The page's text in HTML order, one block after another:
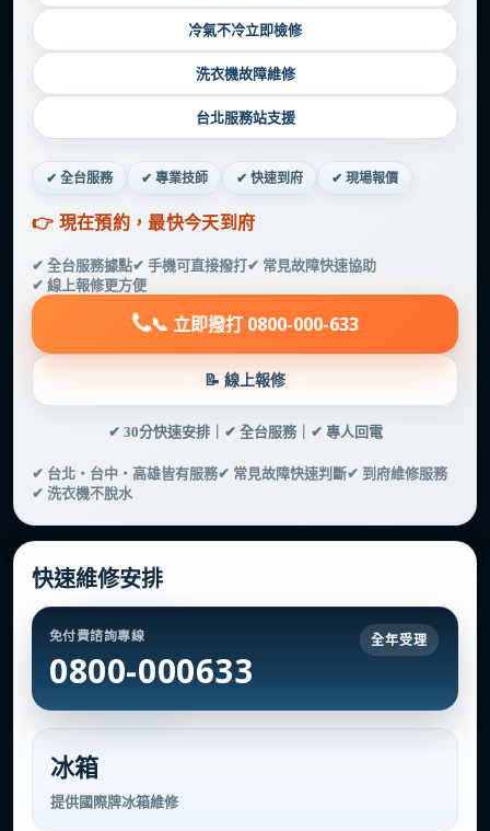
冷氣不冷立即檢修
洗衣機故障維修
台北服務站支援
✔ 全台服務 ✔ 專業技師 ✔ 快速到府 ✔ 現場報價
👉 現在預約，最快今天到府
✔ 全台服務據點✔ 手機可直接撥打✔ 常見故障快速協助
✔ 線上報修更方便
📞 立即撥打 0800-000-633
📝 線上報修
✔ 30分快速安排｜✔ 全台服務｜✔ 專人回電
✔ 台北・台中・高雄皆有服務✔ 常見故障快速判斷✔ 到府維修服務
✔ 洗衣機不脫水
快速維修安排
免付費諮詢專線
0800-000633
冰箱
提供國際牌冰箱維修